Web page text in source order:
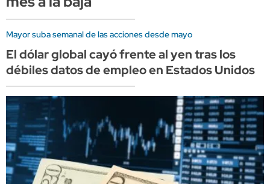
Mayor suba semanal de las acciones desde mayo
El dólar global cayó frente al yen tras los
débiles datos de empleo en Estados Unidos